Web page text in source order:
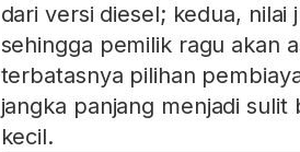
dari versi diesel; kedua,
sehingga pemilik ragu akan
terbatasnya pilihan
jangka panjang menjadi
kecil.